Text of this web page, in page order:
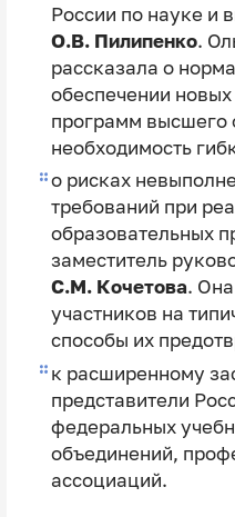
России по науке и
О.В. Пилипенко.
рассказала о
обеспечении
программ высшего
необходимость
о рисках
требований при
образовательных
заместитель
С.М. Кочетова.
участников на
способы их
к расширенному
представители
федеральных
объединений,
ассоциаций.